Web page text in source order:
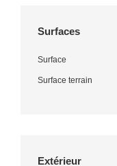
Surfaces
Surface
Surface terrain
Extérieur